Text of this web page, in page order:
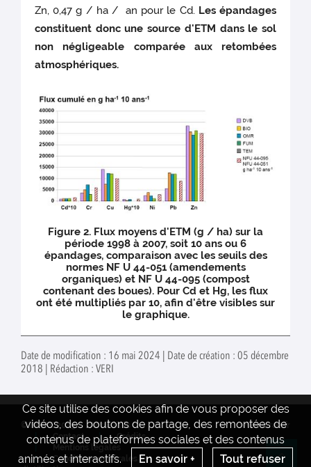
Zn, 0,47 g / ha / an pour le Cd. Les épandages
constituent donc une source d'ETM dans le sol
non négligeable comparée aux retombées
atmosphériques.
Figure 2. Flux moyens d'ETM (g / ha) sur la
période 1998 à 2007, soit 10 ans ou 6
épandages, comparaison avec les seuils des
normes NF U 44-051 (amendements
organiques) et NF U 44-095 (compost
contenant des boues). Pour Cd et Hg, les flux
ont été multipliés par 10, afin d'être visibles sur
le graphique.
Date de modification : 16 mai 2024 | Date de création : 05 décembre
2018 | Rédaction : VERI
Ce site utilise des cookies afin de vous proposer des
vidéos, des boutons de partage, des remontées de
contenus de plateformes sociales et des contenus
animés et interactifs.
En savoir + Tout refuser
© INRAE 2023
Actualités
Contact
Crédits
Mentions legales
Conditions générales
www.inrae.fr